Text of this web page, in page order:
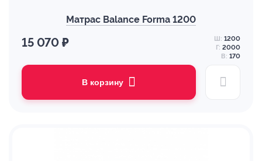
Матрас Balance Forma 1200
15 070 ₽ Ш: 1200
Г: 2000
В: 170
В корзину